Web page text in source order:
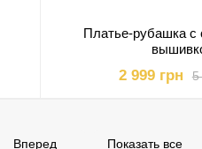
Платье-рубашка с
5
2 999 грн
Вперед Показать все